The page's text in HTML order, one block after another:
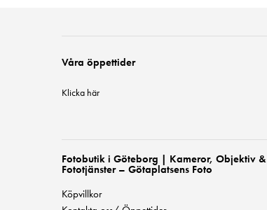
Våra öppettider
Klicka här
Fotobutik i Göteborg | Kameror, Objektiv &
Fototjänster – Götaplatsens Foto
Köpvillkor